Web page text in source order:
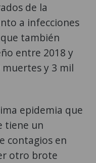
de la
a infecciones
también
entre 2018 y
muertes y 3 mil
epidemia que
tiene un
contagios en
otro brote